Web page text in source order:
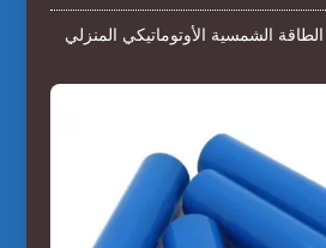
الشمسية الأوتوماتيكي المنزلي